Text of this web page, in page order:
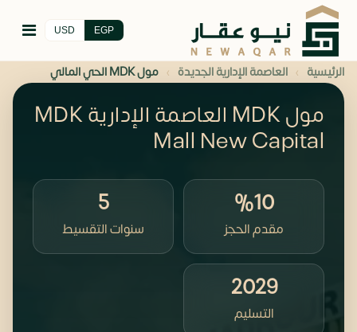
EGP
USD
الرئيسية › العاصمة الإدارية الجديدة › مول MDK الحي المالي
مول MDK العاصمة الإدارية MDK
Mall New Capital
%10
مقدم الحجز
5
سنوات التقسيط
2029
التسليم